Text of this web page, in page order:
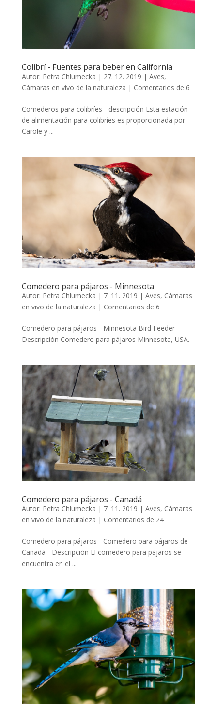
Colibrí - Fuentes para beber en California
Autor: Petra Chlumecka | 27. 12. 2019 | Aves,
Cámaras en vivo de la naturaleza | Comentarios de 6
Comederos para colibríes - descripción Esta estación
de alimentación para colibríes es proporcionada por
Carole y ...
Comedero para pájaros - Minnesota
Autor: Petra Chlumecka | 7. 11. 2019 | Aves, Cámaras
en vivo de la naturaleza | Comentarios de 6
Comedero para pájaros - Minnesota Bird Feeder -
Descripción Comedero para pájaros Minnesota, USA.
Comedero para pájaros - Canadá
Autor: Petra Chlumecka | 7. 11. 2019 | Aves, Cámaras
en vivo de la naturaleza | Comentarios de 24
Comedero para pájaros - Comedero para pájaros de
Canadá - Descripción El comedero para pájaros se
encuentra en el ...